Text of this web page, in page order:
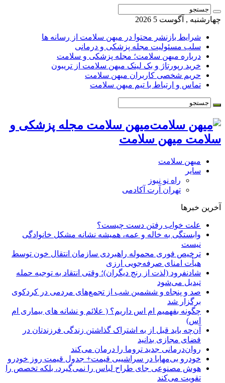
چهارشنبه , آگوست 5 2026
شرایط بازنشر محتوا در میهن سلامت از رسانه ها
سلب مسئولیت مجله پزشکی و درمانی
درباره میهن سلامت؛ مجله پزشکی و سلامت
خرید رپورتاژ و بک لینک میهن سلامت از تریبون
حریم شخصی کاربران میهن سلامت
تماس و ارتباط با تیم میهن سلامت
میهن سلامت مجله پزشکی و
سلامت میهن سلامت
میهن سلامت
سایر
راه نو نیوز
تهران آرت آکادمی
آخرین خبرها
علت خواب رفتن دست چیست؟
وابستگی به خاله و عمه، همیشه نشانه مشکل خانوادگی
نیست
ترخیص فوری محموله راهبردی سازمان انتقال خون توسط
هیأت امنای صرفه‌جویی ارزی
شادنفرود (لذت از رنج دیگران)؛ وقتی انتقاد به توجیه حمله
تبدیل می‌شود
صد و پنجاه‌ و ششمین شب از تجمع‌های مردمی در کردکوی
برگزار شد
چگونه بفهمیم ام اس داریم؟ ( علائم و نشانه های بیماری ام
اس)
آن‌چه باید قبل از به اشتراک گذاشتن زندگی فرزندتان در
فضای مجازی بدانید
روان‌درمانی جدید تروما را درمان می‌کند
خودرو بی‌مهابا در سراشیبی قیمت+ جدول قیمت روز خودرو
هوش مصنوعی جای طراح لباس را نمی‌گیرد، بلکه تخصص را
تقویت می‌کند